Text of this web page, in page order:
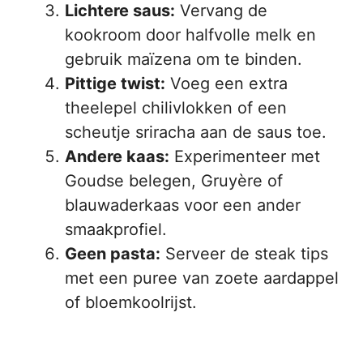
Lichtere saus: Vervang de
kookroom door halfvolle melk en
gebruik maïzena om te binden.
Pittige twist: Voeg een extra
theelepel chilivlokken of een
scheutje sriracha aan de saus toe.
Andere kaas: Experimenteer met
Goudse belegen, Gruyère of
blauwaderkaas voor een ander
smaakprofiel.
Geen pasta: Serveer de steak tips
met een puree van zoete aardappel
of bloemkoolrijst.